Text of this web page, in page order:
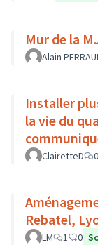
Mur de la
Alain
Installer
la vie du
ClairetteD 0
Rebatel,
LM 1 0